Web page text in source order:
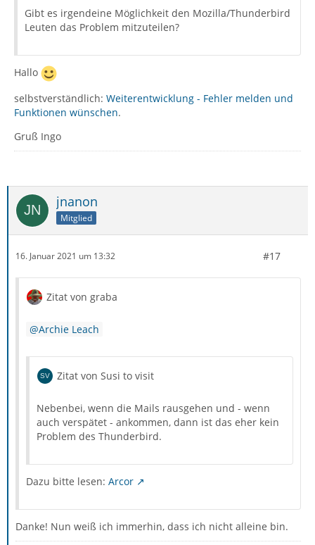
Gibt es irgendeine Möglichkeit den Mozilla/Thunderbird
Leuten das Problem mitzuteilen?
Hallo
selbstverständlich: Weiterentwicklung - Fehler melden und
Funktionen wünschen.
Gruß Ingo
jnanon
Mitglied
16. Januar 2021 um 13:32 #17
Zitat von graba
Archie Leach
Zitat von Susi to visit
Nebenbei, wenn die Mails rausgehen und - wenn
auch verspätet - ankommen, dann ist das eher kein
Problem des Thunderbird.
Dazu bitte lesen: Arcor
Danke! Nun weiß ich immerhin, dass ich nicht alleine bin.